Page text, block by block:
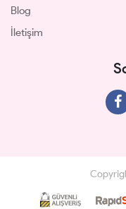
Blog
İletişim